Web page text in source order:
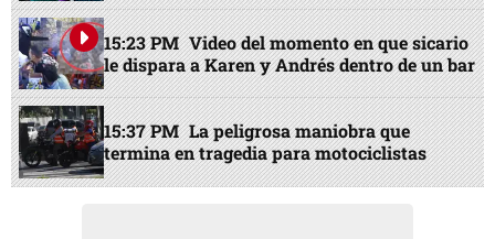
15:23 PM Video del momento en que sicario
le dispara a Karen y Andrés dentro de un bar
15:37 PM La peligrosa maniobra que
termina en tragedia para motociclistas